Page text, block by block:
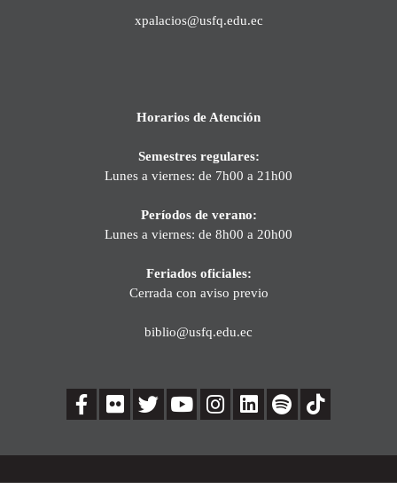
xpalacios@usfq.edu.ec
Horarios de Atención
Semestres regulares:
Lunes a viernes: de 7h00 a 21h00
Períodos de verano:
Lunes a viernes: de 8h00 a 20h00
Feriados oficiales:
Cerrada con aviso previo
biblio@usfq.edu.ec